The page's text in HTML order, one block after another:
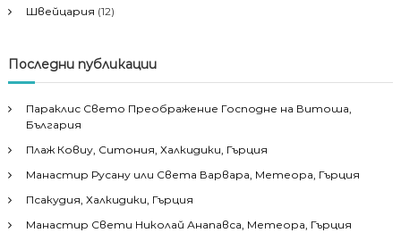
Швейцария (12)
Последни публикации
Параклис Свето Преображение Господне на Витоша,
България
Плаж Ковиу, Ситония, Халкидики, Гърция
Манастир Русану или Света Варвара, Метеора, Гърция
Псакудия, Халкидики, Гърция
Манастир Свети Николай Анапавса, Метеора, Гърция